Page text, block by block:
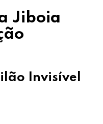
Jiboia
Invisível